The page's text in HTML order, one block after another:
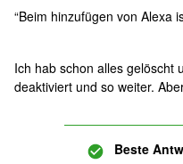
“Beim hinzufügen von Alexa
Ich hab schon alles gelöscht
deaktiviert und so weiter.
Beste